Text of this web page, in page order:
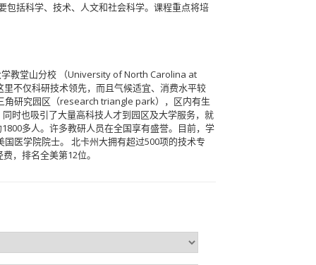
包括科学、技术、人文和社会科学。课程重点将培
教堂山分校 （University of North Carolina at
不仅科研技术领先，而且气候适宜、消费水平较
角研究园区（research triangle park），区内有生
时也吸引了大量高科技人才到园区及大学服务，就
多人。许多教研人员在全国享有盛誉。目前，学
医学院院士。 北卡州大拥有超过500项的技术专
，排名全美第12位。